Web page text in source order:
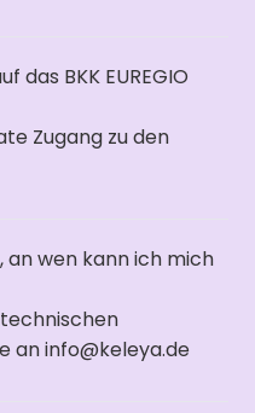
das BKK EUREGIO
Zugang zu den
wen kann ich mich
an info@keleya.de